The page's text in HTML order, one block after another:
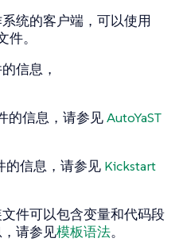
统的客户端，可以使用
。
信息，
的信息，请参见AutoYaST
的信息，请参见 Kickstart
件可以包含变量和代码段
请参见模板语法。